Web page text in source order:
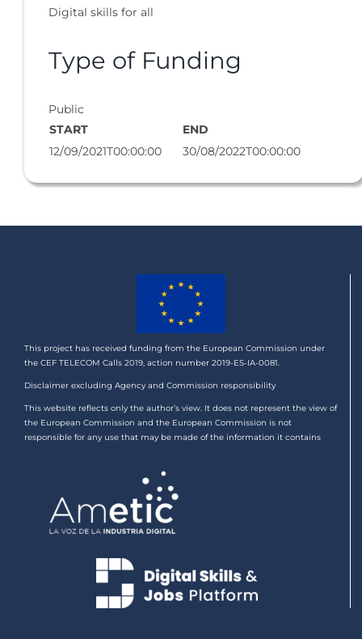
Digital skills for all
Type of Funding
Public
START
END
12/09/2021T00:00:00
30/08/2022T00:00:00
This project has received funding from the European Commission under
the CEF TELECOM Calls 2019, action number 2019-ES-IA-0081.
Disclaimer excluding Agency and Commission responsibility
This website reflects only the author’s view. It does not represent the view of
the European Commission and the European Commission is not
responsible for any use that may be made of the information it contains